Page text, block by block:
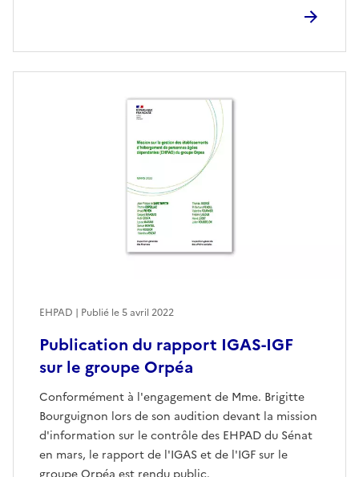
Publication du rapport IGAS-IGF
sur le groupe Orpéa
Conformément à l'engagement de Mme. Brigitte
Bourguignon lors de son audition devant la mission
d'information sur le contrôle des EHPAD du Sénat
en mars, le rapport de l'IGAS et de l'IGF sur le
EHPAD | Publié le5 avril 2022